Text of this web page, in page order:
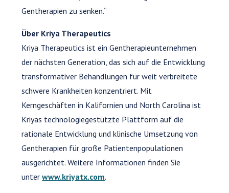
Gentherapien zu senken.“
Über Kriya Therapeutics
Kriya Therapeutics ist ein Gentherapieunternehmen
der nächsten Generation, das sich auf die Entwicklung
transformativer Behandlungen für weit verbreitete
schwere Krankheiten konzentriert. Mit
Kerngeschäften in Kalifornien und North Carolina ist
Kriyas technologiegestützte Plattform auf die
rationale Entwicklung und klinische Umsetzung von
Gentherapien für große Patientenpopulationen
ausgerichtet. Weitere Informationen finden Sie
unterwww.kriyatx.com.